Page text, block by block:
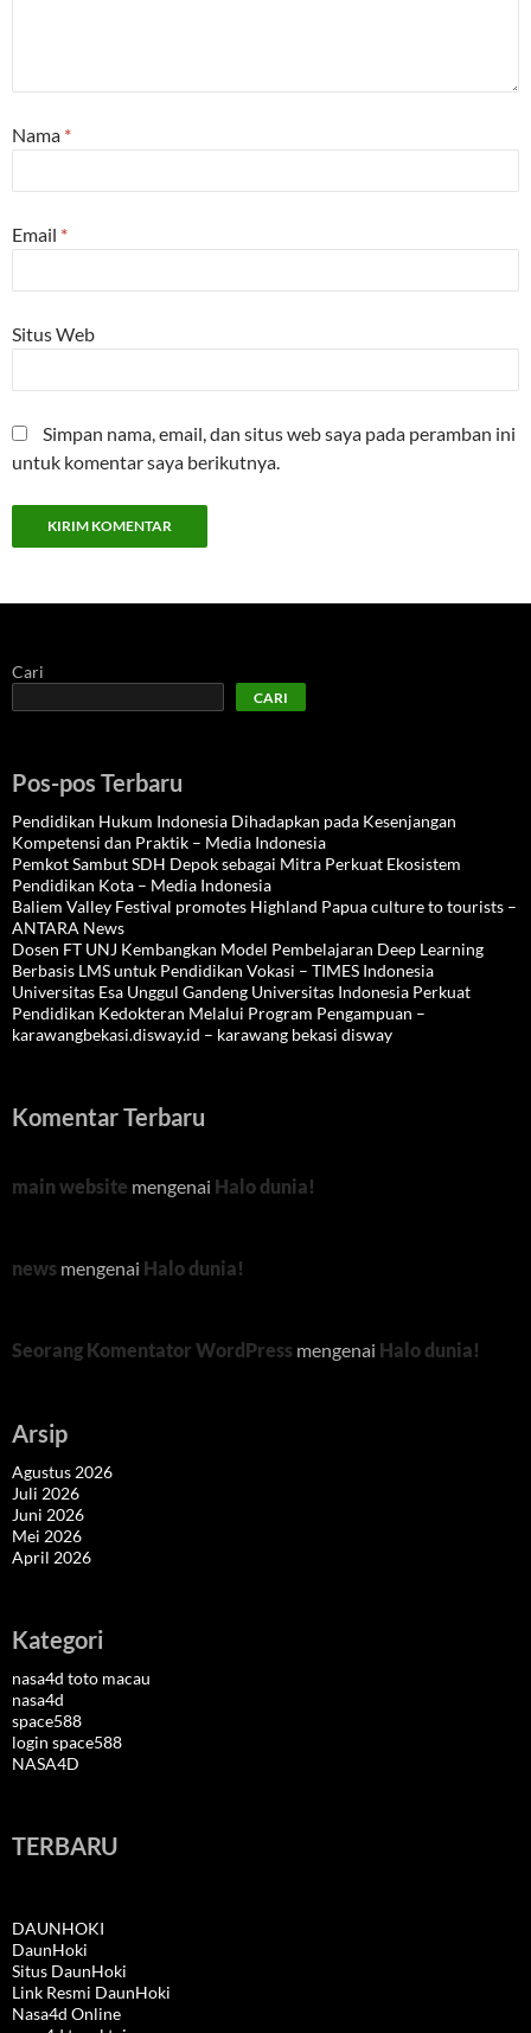
Nama *
Email *
Situs Web
Simpan nama, email, dan situs web saya pada peramban ini
untuk komentar saya berikutnya.
Cari
CARI
Pos-pos Terbaru
Pendidikan Hukum Indonesia Dihadapkan pada Kesenjangan
Kompetensi dan Praktik – Media Indonesia
Pemkot Sambut SDH Depok sebagai Mitra Perkuat Ekosistem
Pendidikan Kota – Media Indonesia
Baliem Valley Festival promotes Highland Papua culture to tourists –
ANTARA News
Dosen FT UNJ Kembangkan Model Pembelajaran Deep Learning
Berbasis LMS untuk Pendidikan Vokasi – TIMES Indonesia
Universitas Esa Unggul Gandeng Universitas Indonesia Perkuat
Pendidikan Kedokteran Melalui Program Pengampuan –
karawangbekasi.disway.id – karawang bekasi disway
Komentar Terbaru
main website mengenai Halo dunia!
news mengenai Halo dunia!
Seorang Komentator WordPress mengenai Halo dunia!
Arsip
Agustus 2026
Juli 2026
Juni 2026
Mei 2026
April 2026
Kategori
nasa4d toto macau
nasa4d
space588
login space588
NASA4D
TERBARU
DAUNHOKI
DaunHoki
Situs DaunHoki
Link Resmi DaunHoki
Nasa4d Online